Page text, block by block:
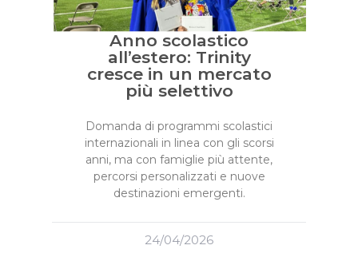
Anno scolastico
all’estero: Trinity
cresce in un mercato
più selettivo
Domanda di programmi scolastici
internazionali in linea con gli scorsi
anni, ma con famiglie più attente,
percorsi personalizzati e nuove
destinazioni emergenti.
24/04/2026